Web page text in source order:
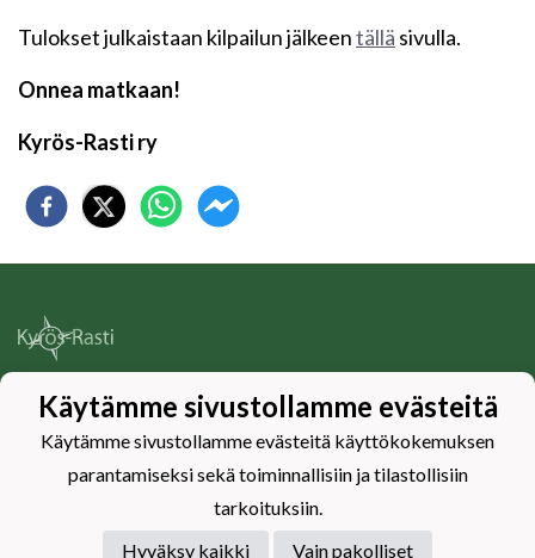
Tulokset julkaistaan kilpailun jälkeentällä sivulla.
Onnea matkaan!
Kyrös-Rasti ry
Tietosuojaseloste
Käytämme sivustollamme evästeitä
Käytämme sivustollamme evästeitä käyttökokemuksen
parantamiseksi sekä toiminnallisiin ja tilastollisiin
tarkoituksiin.
Hyväksy kaikki
Vain pakolliset